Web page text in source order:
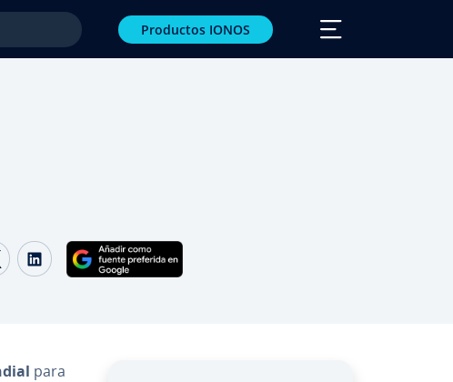
Productos IONOS
Facebook
Compartir Twitter
Compartir LinkedIn
para